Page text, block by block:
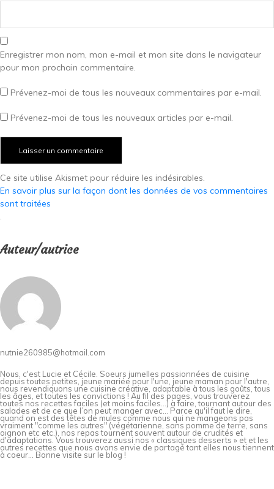
Enregistrer mon nom, mon e-mail et mon site dans le navigateur
pour mon prochain commentaire.
Prévenez-moi de tous les nouveaux commentaires par e-mail.
Prévenez-moi de tous les nouveaux articles par e-mail.
Ce site utilise Akismet pour réduire les indésirables.
En savoir plus sur la façon dont les données de vos commentaires
sont traitées
.
Auteur/autrice
nutnie260985@hotmail.com
Nous, c'est Lucie et Cécile. Soeurs jumelles passionnées de cuisine
depuis toutes petites, jeune mariée pour l'une, jeune maman pour l'autre,
nous revendiquons une cuisine créative, adaptable à tous les goûts, tous
les âges, et toutes les convictions ! Au fil des pages, vous trouverez
toutes nos recettes faciles (et moins faciles…) à faire, tournant autour des
salades et de ce que l’on peut manger avec… Parce qu'il faut le dire,
quand on est des têtes de mules comme nous qui ne mangeons pas
vraiment "comme les autres" (végétarienne, sans pomme de terre, sans
oignon etc etc.), nos repas tournent souvent autour de crudités et
d'adaptations. Vous trouverez aussi nos « classiques desserts » et et les
autres recettes que nous avons envie de partagé tant elles nous tiennent
à coeur... Bonne visite sur le blog !